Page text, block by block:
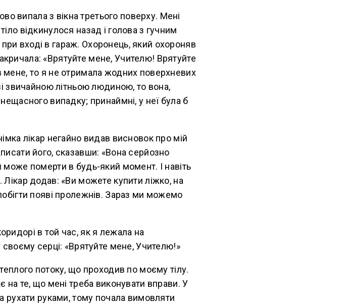
випала з вікна третього поверху. Мені
відкинулося назад і голова з гучним
вході в гараж. Охоронець, який охороняв
«Врятуйте мене, Учителю! Врятуйте
мене, то я не отримала жодних поверхневих
звичайною літньою людиною, то вона,
випадку; принаймні, у неї була б
лікар негайно видав висновок про мій
його, сказавши: «Вона серйозно
може померти в будь-який момент. І навіть
додав: «Ви можете купити ліжко, на
появі пролежнів. Зараз ми можемо
в той час, як я лежала на
своєму серці: «Врятуйте мене, Учителю!»
потоку, що проходив по моєму тілу.
на те, що мені треба виконувати вправи. У
рухати руками, тому почала вимовляти